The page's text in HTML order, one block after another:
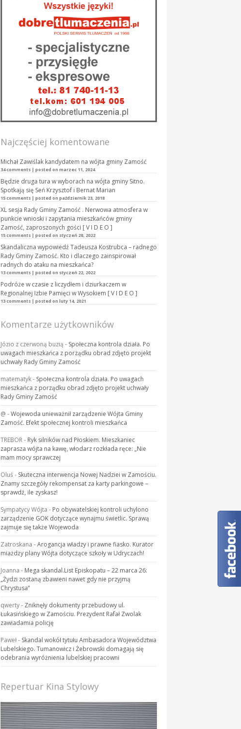
Najczęściej komentowane
Michał Zawiślak kandydatem na wójta gminy Zamość
34 comments | posted on marzec 11, 2024
Będzie druga tura w wyborach na wójta gminy Sitno.
Spotkają się Seń Krzysztof i Bernat Marian
15 comments | posted on październik 23, 2018
XL sesja Rady Gminy Zamość . Nerwowa atmosfera w
punkcie wnioski i zapytania mieszkańców gminy
Zamość, zaproszonych gości [ V I D E O ]
15 comments | posted on styczeń 28, 2022
Skandaliczna wypowiedź Tadeusza Kostrubca – radnego
Rady Gminy Zamość. Kto i dlaczego zainspirował
radnych do ataku na mieszkańca?
13 comments | posted on styczeń 22, 2022
Podróże w czasie z liczydłem i dziurkaczem w
Regionalnej Izbie Pamięci w Wysokiem [ V I D E O ]
13 comments | posted on luty 14, 2021
Komentarze użytkowników
Józio z czerwoną buzią - Społeczna kontrola działa. Po
uwagach mieszkańca z porządku obrad zdjęto projekt
uchwały Rady Gminy Zamość
matematyk- Społeczna kontrola działa. Po uwagach
mieszkańca z porządku obrad zdjęto projekt uchwały
Rady Gminy Zamość
@ -Wojewoda unieważnił zarządzenie Wójta Gminy
Zamość. Efekt społecznej kontroli mieszkańca
TREBOR- Ryk silników nad Płoskiem. Mieszkaniec
zaprasza wójta na kawę, włodarz rozkłada ręce: „Nie
mam mocy sprawczej
Oluś - Skuteczna interwencja Nowej Nadziei w Zamościu.
Znamy szczegóły rekompensat za karty parkingowe –
sprawdź, ile zyskasz!
Sympatycy Wójta - Po obywatelskiej kontroli uchylono
zarządzenie GOK dotyczące wynajmu świetlic. Sprawą
zajmuje się także Wojewoda
Zatroskana -Arogancja władzy i prawne fiasko. Kurator
miażdży plany Wójta dotyczące szkoły w Udryczach!
Joanna - Mega skandal.List Episkopatu – 22 marca 26:
„Żydzi zostaną zbawieni nawet gdy nie przyjmą
Chrystusa”
qwerty- Zniknęły dokumenty przebudowy ul.
Łukasińskiego w Zamościu. Prezydent Rafał Zwolak
zawiadamia policję
Paweł- Skandal wokół tytułu Ambasadora Województwa
Lubelskiego. Tumanowicz i Żebrowski domagają się
odebrania wyróżnienia lubelskiej pracowni
Repertuar Kina Stylowy